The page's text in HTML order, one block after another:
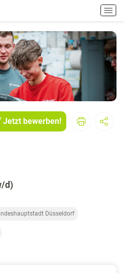
H
a
u
p
i
Jetzt bewerben!
d)
Düsseldorf